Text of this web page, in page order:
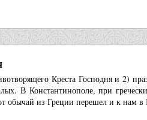
Креста Господня и 2)
В Константинополе, при
обычай из Греции перешел и к нам в